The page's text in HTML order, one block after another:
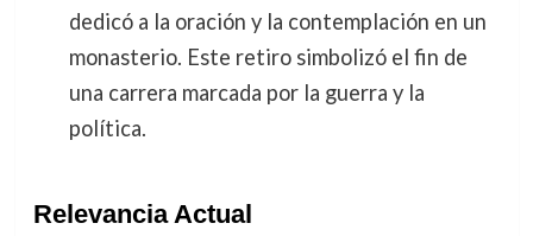
dedicó a la oración y la contemplación en un
monasterio. Este retiro simbolizó el fin de
una carrera marcada por la guerra y la
política.
Relevancia Actual